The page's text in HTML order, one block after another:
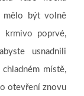
mělo být volně
krmivo poprvé,
usnadnili
místě,
otevření znovu